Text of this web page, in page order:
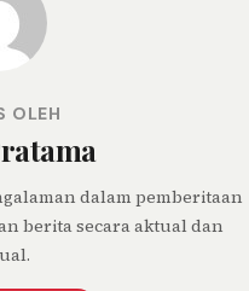
OLEH
dalam pemberitaan
berita secara aktual dan